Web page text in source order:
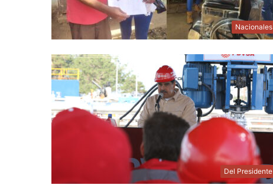
Nacionales
Del Presidente